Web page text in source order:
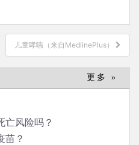
儿童哮喘（来自MedlinePlus）
更多 »
亡风险吗？
苗？